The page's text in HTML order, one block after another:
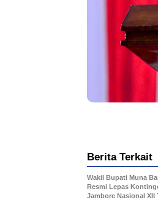
Berita Terkait
Wakil Bupati Muna
Resmi Lepas
Jambore Nasional XII